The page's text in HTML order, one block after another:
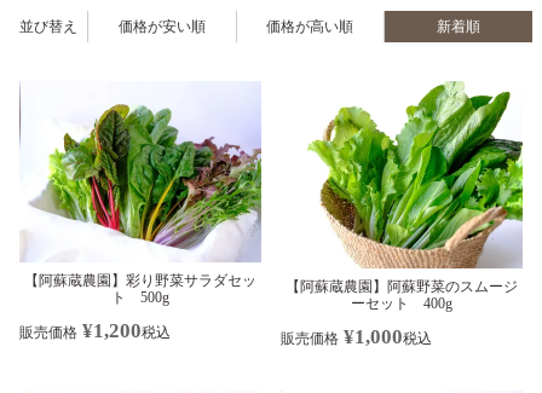
検
並び替え 価格が安い順 価格が高い順 新着順
【阿蘇蔵農園】彩り野菜サラダセッ
ト 500g
販売価格 ¥1,200税込
【阿蘇蔵農園】阿蘇野菜のスムージ
ーセット 400g
販売価格 ¥1,000税込